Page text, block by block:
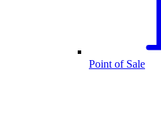
Point of Sale